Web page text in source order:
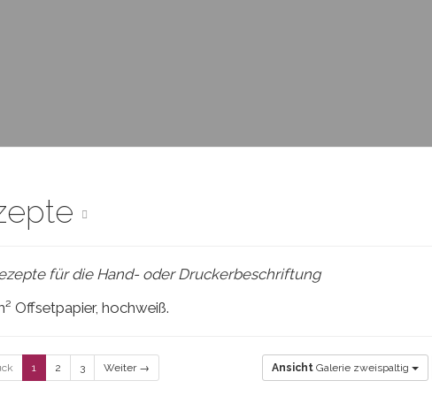
für die Hand- oder Druckerbeschriftung
Offsetpapier, hochweiß.
1 2 3 Weiter → Ansicht Galerie zweispaltig